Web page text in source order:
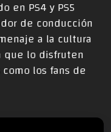
en PS4 y PS5
de conducción
a la cultura
que lo disfruten
los fans de